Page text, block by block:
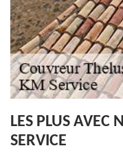
LES PLUS AVEC
SERVICE